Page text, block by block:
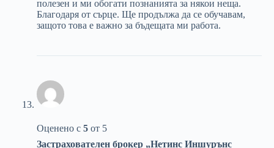
полезен и ми обогати познанията за някои неща.
Благодаря от сърце. Ще продължа да се обучавам,
защото това е важно за бъдещата ми работа.
Оценено с 5 от 5
Застрахователен брокер „Нетинс Иншурънс